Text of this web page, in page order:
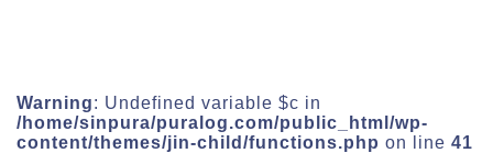
Warning: Undefined variable $c in
/home/sinpura/puralog.com/public_html/wp-
content/themes/jin-child/functions.php on line 41